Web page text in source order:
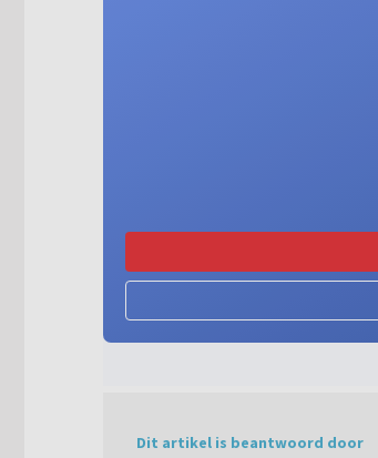
Dit artikel is beantwoord door